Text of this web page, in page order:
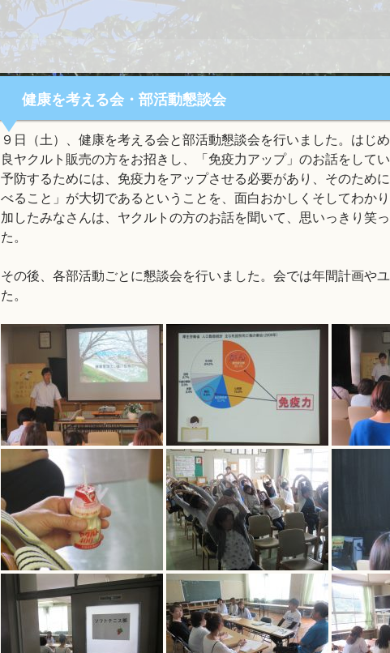
健康を考える会・部活動懇談会
９日（土）、健康を考える会と部活動懇談会を行いました。はじ
良ヤクルト販売の方をお招きし、「免疫力アップ」のお話をして
予防するためには、免疫力をアップさせる必要があり、そのため
べること」が大切であるということを、面白おかしくそしてわか
加したみなさんは、ヤクルトの方のお話を聞いて、思いっきり笑
た。
その後、各部活動ごとに懇談会を行いました。会では年間計画や
た。